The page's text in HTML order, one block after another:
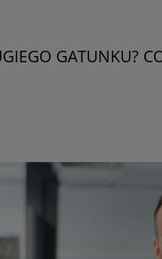
GATUNKU?